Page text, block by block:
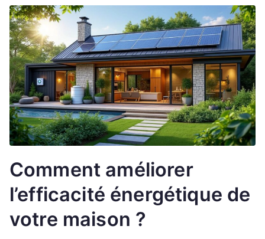
Comment améliorer
l’efficacité énergétique de
votre maison ?